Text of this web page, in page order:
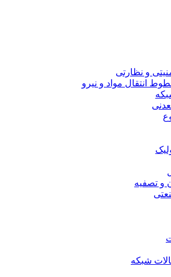
و نظارتی
انتقال مواد و نیرو
و تصفیه
شبکه